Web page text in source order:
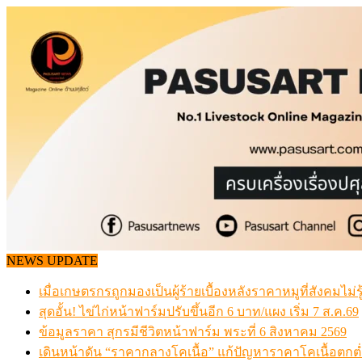
content
NEWS UPDATE
เมื่อเกษตรกรถูกมองเป็นผู้ร้ายเบื้องหลังราคาหมูที่สังคมไม่
สุดอั้น! ไข่ไก่หน้าฟาร์มปรับขึ้นอีก 6 บาท/แผง เริ่ม 7 ส.ค.69
ข้อมูลราคา สุกรมีชีวิตหน้าฟาร์ม พระที่ 6 สิงหาคม 2569
เดินหน้าดัน “ราคากลางโคเนื้อ” แก้ปัญหาราคาโคเนื้อตก